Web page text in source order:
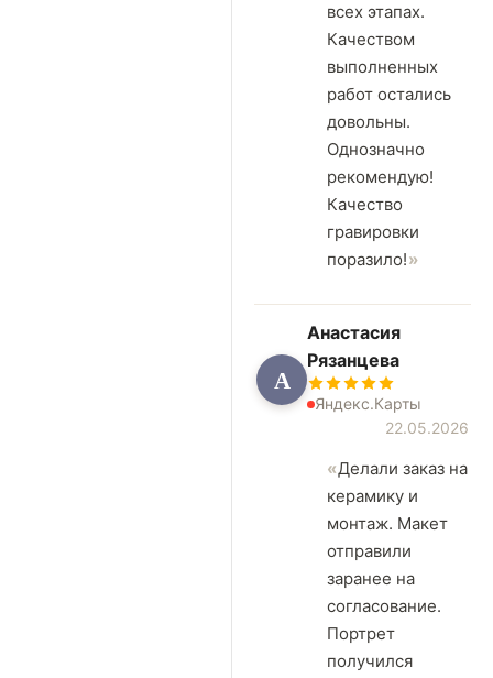
всех этапах.
Качеством
выполненных
работ остались
довольны.
Однозначно
рекомендую!
Качество
гравировки
поразило!
А
Анастасия
Рязанцева
Яндекс.Карты
22.05.2026
Делали заказ на
керамику и
монтаж. Макет
отправили
заранее на
согласование.
Портрет
получился